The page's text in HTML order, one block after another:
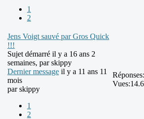
1
2
Jens Voigt sauvé par Gros Quick
!!!
Sujet démarré il y a 16 ans 2
semaines, parskippy
Dernier message il y a 11 ans 11
mois
parskippy
1
2
Réponses:
Vues: